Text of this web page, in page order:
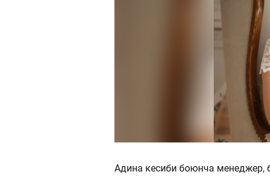
Адина кесиби боюнча менеджер,